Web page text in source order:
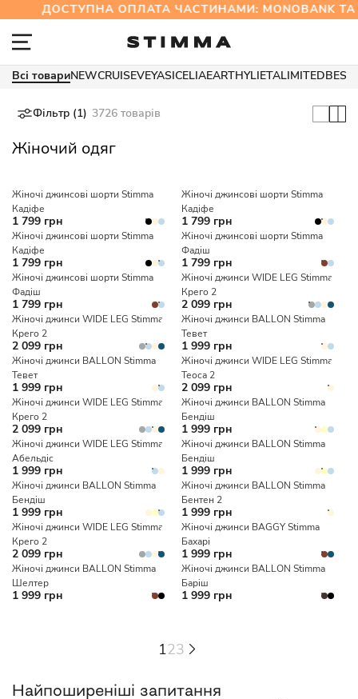
ДОСТУПНА ОПЛАТА ЧАСТИНАМИ:
Всі товариNEWCRUISEVEYASICELIAEARTHYLIETALIMITED
Фільтр (1) 3726 товарів
Жіночий одяг
Жіночі джинсові шорти Stimma
Кадіфе
1 799 грн
Жіночі джинсові шорти Stimma
Кадіфе
1 799 грн
Жіночі джинсові шорти Stimma
Кадіфе
1 799 грн
Жіночі джинсові шорти Stimma
Фадіш
1 799 грн
Жіночі джинсові шорти Stimma
Фадіш
1 799 грн
Жіночі джинси WIDE LEG Stimma
Крего 2
2 099 грн
Жіночі джинси WIDE LEG Stimma
Крего 2
2 099 грн
Жіночі джинси BALLON Stimma
Тевет
1 999 грн
Жіночі джинси BALLON Stimma
Тевет
1 999 грн
Жіночі джинси WIDE LEG Stimma
Теоса 2
2 099 грн
Жіночі джинси WIDE LEG Stimma
Крего 2
2 099 грн
Жіночі джинси BALLON Stimma
Бендіш
1 999 грн
Жіночі джинси WIDE LEG Stimma
Абельдіс
1 999 грн
Жіночі джинси BALLON Stimma
Бендіш
1 999 грн
Жіночі джинси BALLON Stimma
Бендіш
1 999 грн
Жіночі джинси BALLON Stimma
Бентен 2
1 999 грн
Жіночі джинси WIDE LEG Stimma
Крего 2
2 099 грн
Жіночі джинси BAGGY Stimma
Бахарі
1 999 грн
Жіночі джинси BALLON Stimma
Шелтер
1 999 грн
Жіночі джинси BALLON Stimma
Баріш
1 999 грн
123
Найпоширеніші запитання